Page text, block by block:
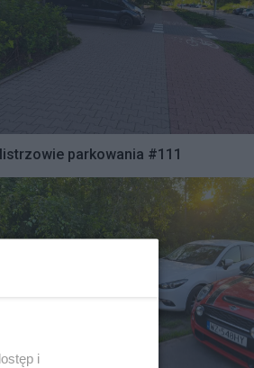
parkowania #111
i